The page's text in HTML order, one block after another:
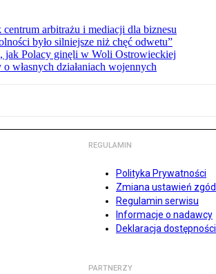
arbitrażu i mediacji dla biznesu
było silniejsze niż chęć odwetu”
jak Polacy ginęli w Woli Ostrowieckiej
własnych działaniach wojennych
REGULAMIN
Polityka Prywatności
Zmiana ustawień zgód
Regulamin serwisu
Informacje o nadawcy
Deklaracja dostępności
PARTNERZY